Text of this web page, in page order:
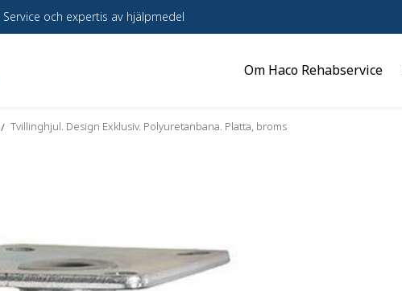
Service och expertis av hjälpmedel
Om Haco Rehabservice
/ Tvillinghjul. Design Exklusiv. Polyuretanbana. Platta, broms